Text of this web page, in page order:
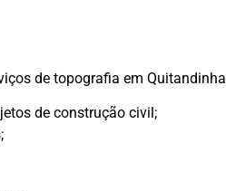
de topografia em
de construção civil;